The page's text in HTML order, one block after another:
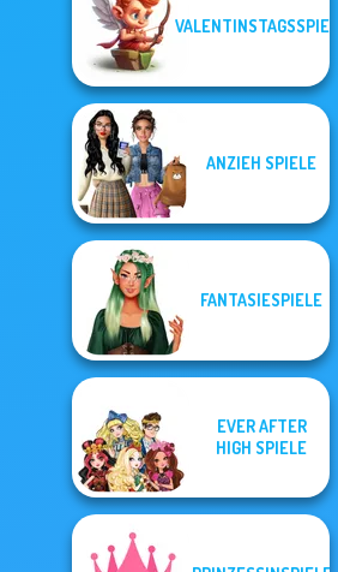
Cyber Chic
Makeover
Queens
Manga Creator -
VALENTINSTAGSSPIELE
ANZIEH SPIELE
FANTASIESPIELE
EVER AFTER
HIGH SPIELE